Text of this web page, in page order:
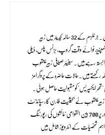
چیف کنٹینٹ ایڈیٹر ھیڈ لائن۔ جرنلزم کے 32 سالہ کیریئر میں زبیر
نوائے وقت گروپ، بزنس پلس، ڈیلی
رہے ہیں۔ سینیئر صحافی زبیر یعقوب
رکھتے ہیں۔ حالات حاضرہ کے پروگرامز
ایکسپریس" کو مقبولیت حاصل ہوئی۔
یعقوب نے بحیثیت فارن کارسپانڈنٹ
بیرون ممالک میں مجموعی طور پر 700 بین القوامی نمائشوں کی رپورٹنگ
شخصیات کے انٹرویوز شامل ہیں